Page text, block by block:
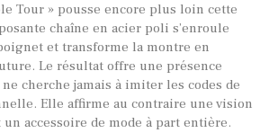
Tour » pousse encore plus loin cette
chaîne en acier poli s’enroule
et transforme la montre en
Le résultat offre une présence
cherche jamais à imiter les codes de
Elle affirme au contraire une vision
accessoire de mode à part entière.